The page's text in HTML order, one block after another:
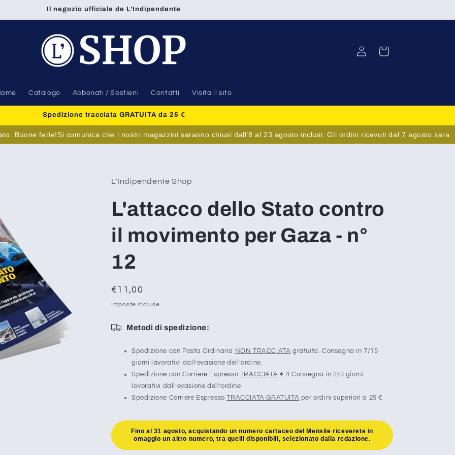
Il negozio ufficiale de L'Indipendente
Catalogo Abbonati / Sostieni Contatti Visita il sito
Accedi Carrello
Spedizione tracciata GRATUITA da 25 €
ferie!Si comunica che i nostri magazzini saranno chiusi dall’8 al 23 agosto inclusi. Gli ordini ricevuti dal 7 agosto
L'Indipendente Shop
L'attacco dello Stato contro
il movimento per Gaza - n°
12
Prezzo
di
€11,00
Imposte incluse.
Metodi di spedizione:
Spedizione con Posta Ordinaria NON TRACCIATA gratuita. Consegna in 7/15
giorni lavorativi dall’evasione dell’ordine.
Spedizione con Corriere Espresso TRACCIATA € 4 Consegna in 2/3 giorni
lavorativi dall’evasione dell’ordine
Spedizione Corriere EspressoTRACCIATA GRATUITA per ordini superiori a 25 €
Fino al 31 agosto, acquistando un numero cartaceo del Mensile riceverete in
omaggio un altro numero, tra quelli disponibili, selezionato dalla redazione.